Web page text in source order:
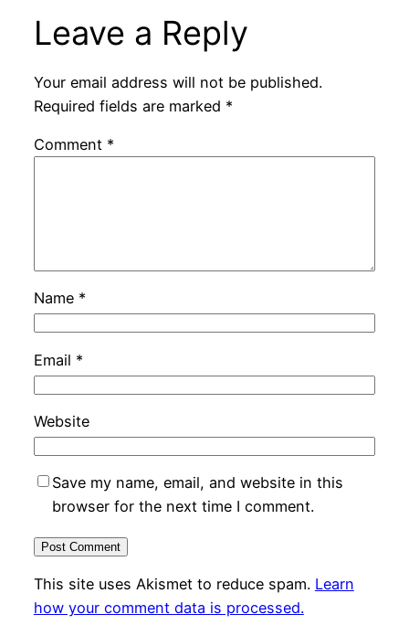
Leave a Reply
Your email address will not be published.
Required fields are marked *
Comment *
Name *
Email *
Website
Save my name, email, and website in this
browser for the next time I comment.
This site uses Akismet to reduce spam. Learn
how your comment data is processed.